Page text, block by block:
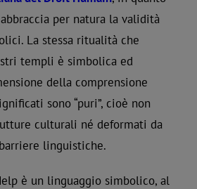
per natura la validità
La stessa ritualità che
templi è simbolica ed
della comprensione
sono “puri”, cioè non
culturali né deformati da
linguistiche.
è un linguaggio simbolico, al